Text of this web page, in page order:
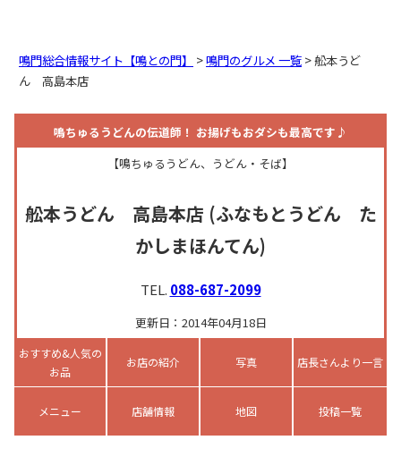
鳴門総合情報サイト【鳴との門】 >鳴門のグルメ 一覧 > 舩本うど
ん 高島本店
鳴ちゅるうどんの伝道師！ お揚げもおダシも最高です♪
【鳴ちゅるうどん、うどん・そば】
舩本うどん 高島本店 (ふなもとうどん た
かしまほんてん)
TEL. 088-687-2099
更新日：2014年04月18日
おすすめ&人気の
お品
お店の紹介 写真 店長さんより一言
メニュー 店舗情報 地図 投稿一覧